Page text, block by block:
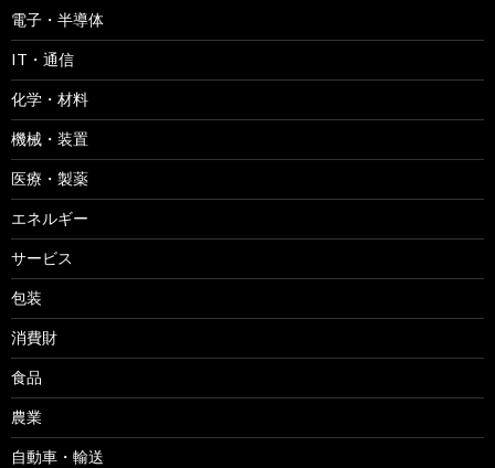
電子・半導体
IT・通信
化学・材料
機械・装置
医療・製薬
エネルギー
サービス
包装
消費財
食品
農業
自動車・輸送